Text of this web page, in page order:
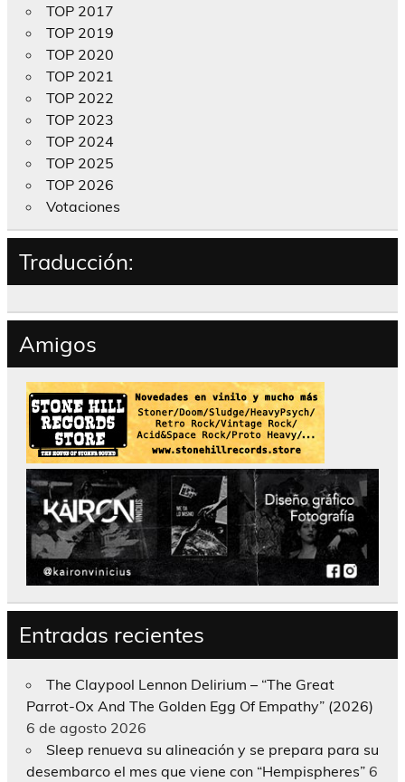
TOP 2017
TOP 2019
TOP 2020
TOP 2021
TOP 2022
TOP 2023
TOP 2024
TOP 2025
TOP 2026
Votaciones
Traducción:
Amigos
Entradas recientes
The Claypool Lennon Delirium – “The Great
Parrot-Ox And The Golden Egg Of Empathy” (2026)
6 de agosto 2026
Sleep renueva su alineación y se prepara para su
desembarco el mes que viene con “Hempispheres” 6